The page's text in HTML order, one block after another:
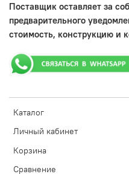
Каталог
Личный кабинет
Корзина
Сравнение
Поставщик оставляет за
предварительного
стоимость, конструкцию и